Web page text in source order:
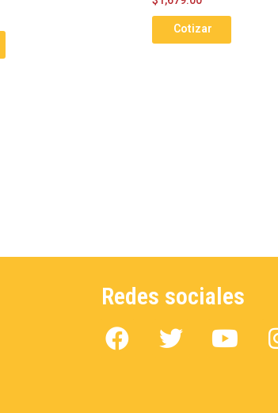
Cotizar
Redes sociales